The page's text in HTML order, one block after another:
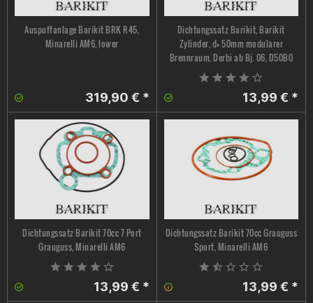
Auspuffanlage Barikit BRK R45,
Minarelli AM6, lower
319,90 € *
Dichtungssatz Barikit, Barikit
Zylinder, d= 50mm modularer
Brennraum, Derbi ab Bj. 06, D50B0
13,99 € *
Dichtungssatz Barikit 70cc 7 Port
Grauguss, Minarelli AM6
13,99 € *
Dichtungssatz Barikit 70cc Grauguss
Sport, Minarelli AM6
13,99 € *